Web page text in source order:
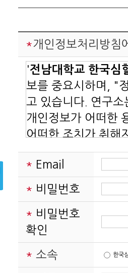
*개인정보처리방침
'전남대학교 한국심
보를 중요시하며, "
고 있습니다. 연구
개인정보가 어떠한
어떠한 조치가 취해
을 개정하는 경우
니다.
본 방침은: 2014년
수집하는 개인정보
연구소는 회원가입,
수집하고 있습니다.
- 수집항목: Email,
* Email
* 비밀번호
* 비밀번호
확인
* 소속 한국